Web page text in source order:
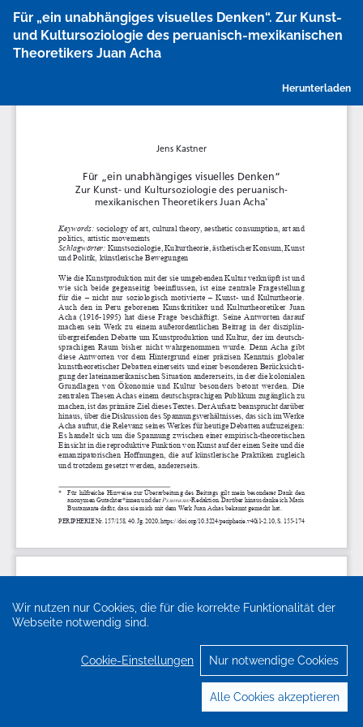
Wir nutzen nur Cookies, die für die korrekte Funktionalität der
Webseite notwendig sind.
Cookie-Einstellungen Nur notwendige Cookies
Alle Cookies akzeptieren
Artikeldetails
zurückkehren
Für „ein unabhängiges visuelles Denken“. Zur Kunst-
und Kultursoziologie des peruanisch-mexikanischen
Theoretikers Juan Acha
Herunterladen